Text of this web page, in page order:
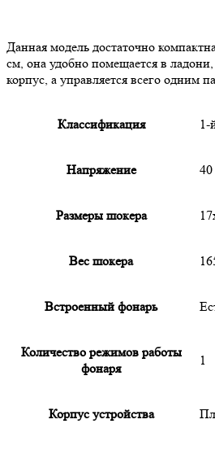
Данная модель достаточно
см, она удобно помещается в
корпус, а управляется всего одним
Классификация 1-
Напряжение
Размеры шокера
Вес шокера
Встроенный фонарь
Количество режимов работы
фонаря
1
Корпус устройства